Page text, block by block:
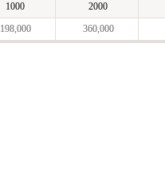
1000 2000
198,000 360,000